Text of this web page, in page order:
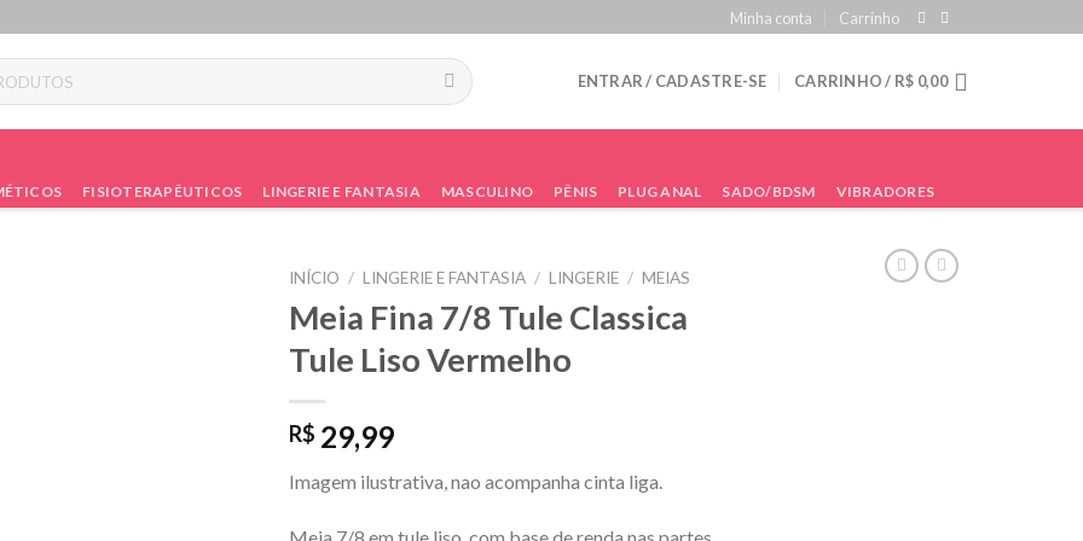
Minha conta Carrinho
ENTRAR / CADASTRE-SE CARRINHO / R$ 0,00
FISIOTERAPÊUTICOS LINGERIE E FANTASIA MASCULINO PÊNIS PLUG ANAL SADO/BDSM VIBRADORES
INÍCIO / LINGERIE E FANTASIA / LINGERIE / MEIAS
Meia Fina 7/8 Tule Classica
Tule Liso Vermelho
R$ 29,99
Imagem ilustrativa, nao acompanha cinta liga.
Meia 7/8 em tule liso, com base de renda nas partes